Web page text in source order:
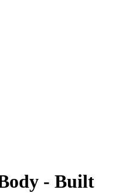
- Built